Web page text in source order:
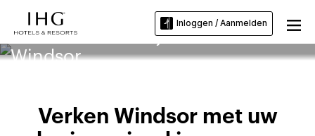
Inloggen / Aanmelden
Huisdiervriendelijke hotels in
Windsor
Verken Windsor met uw